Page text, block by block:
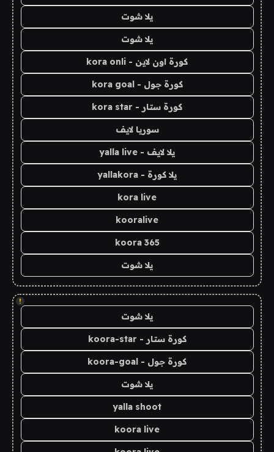
يلا شوت
يلا شوت
كورة اون لاين - kora onli
كورة جول - kora goal
كورة ستار - kora star
سوريا لايف
يلا لايف - yalla live
يلا كورة - yallakora
kora live
kooralive
koora 365
يلا شوت
!
يلا شوت
كورة ستار - koora-star
كورة جول - koora-goal
يلا شوت
yalla shoot
koora live